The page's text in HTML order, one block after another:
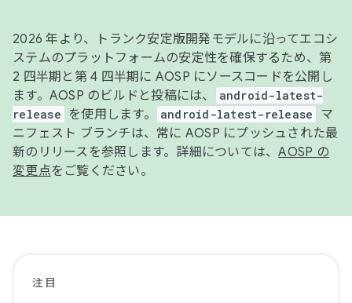
2026 年より、トランク安定版開発モデルに沿ってエコシ
ステムのプラットフォームの安定性を確保するため、第
2 四半期と第 4 四半期に AOSP にソースコードを公開し
ます。AOSP のビルドと投稿には、
android-latest-
release
を使用します。 android-latest-release
マ
ニフェスト ブランチは、常に AOSP にプッシュされた最
新のリリースを参照します。詳細については、AOSP の
変更点をご覧ください。
注目